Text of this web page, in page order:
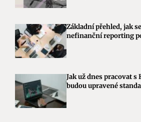
Základní přehled, jak
nefinanční reporting
Jak už dnes pracovat s
budou upravené